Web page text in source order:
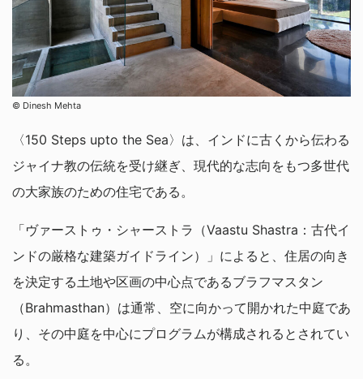
© Dinesh Mehta
〈150 Steps upto the Sea〉は、インドに古くから伝わる
ジャイナ教の伝統を受け継ぎ、現代的な志向をもつ多世代
の大家族のための住宅である。
「ヴァーストゥ・シャーストラ（Vaastu Shastra：古代イ
ンドの厳格な建築ガイドライン）」によると、住居の向き
を決定する土地や区画の中心点であるブラフマスタン
（Brahmasthan）は通常、空に向かって開かれた中庭であ
り、その中庭を中心にプログラムが構成されるとされてい
る。